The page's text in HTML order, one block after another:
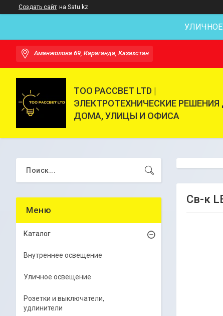
Создать сайт на Satu.kz
Аманжолова 69, Караганда, Казахстан
ТОО РАССВЕТ LTD |
ЭЛЕКТРОТЕХНИЧЕСКИЕ РЕШЕНИЯ
ДОМА, УЛИЦЫ И ОФИСА
Св-к
Каталог
Внутреннее освещение
Уличное освещение
Розетки и выключатели,
удлинители